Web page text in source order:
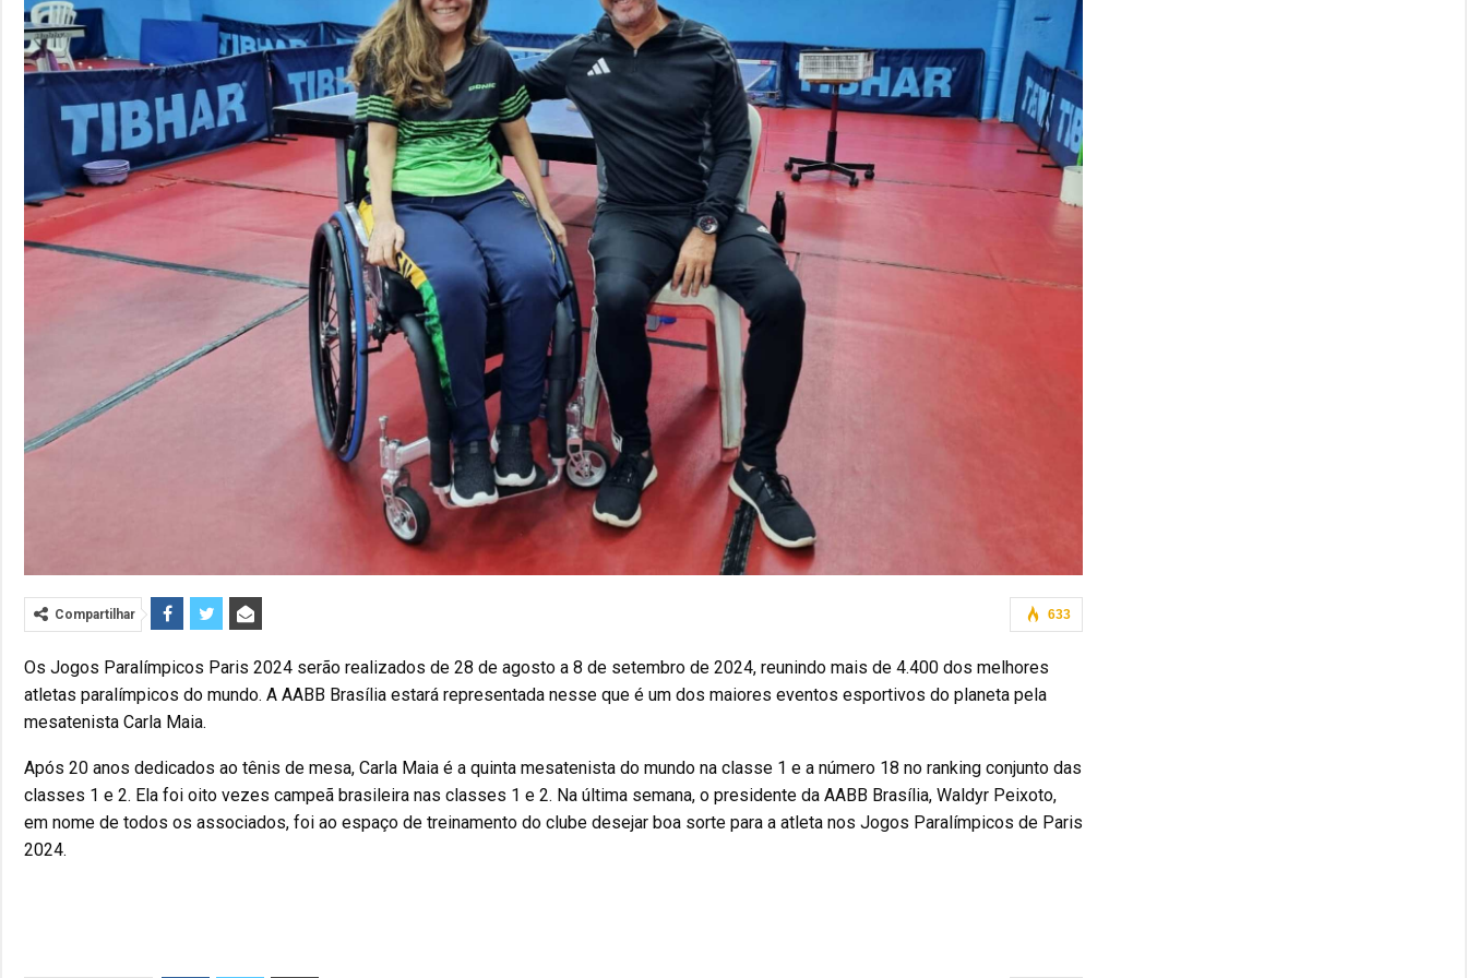
633
Compartilhar
Os Jogos Paralímpicos Paris 2024 serão realizados de 28 de agosto a 8 de setembro de 2024, reunindo mais de 4.400 dos melhores
atletas paralímpicos do mundo. A AABB Brasília estará representada nesse que é um dos maiores eventos esportivos do planeta pela
mesatenista Carla Maia.
Após 20 anos dedicados ao tênis de mesa, Carla Maia é a quinta mesatenista do mundo na classe 1 e a número 18 no ranking conjunto das
classes 1 e 2. Ela foi oito vezes campeã brasileira nas classes 1 e 2. Na última semana, o presidente da AABB Brasília, Waldyr Peixoto,
em nome de todos os associados, foi ao espaço de treinamento do clube desejar boa sorte para a atleta nos Jogos Paralímpicos de Paris
2024.